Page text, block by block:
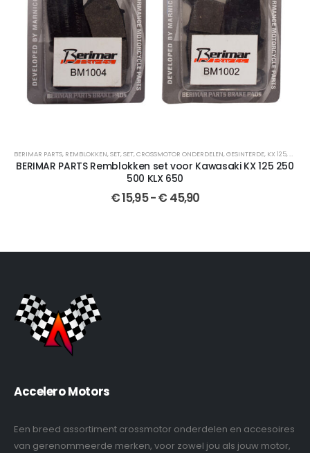
ONDERDELEN,MX 85,VOOR,VOOR,MX 125,EN 125,EN 144,MX 144,MX 250 ,MX 250 F
BERIMAR PARTS, REMBLOKKEN,SET,SET,CROSSMOTOR ONDERDELEN,GESINTERDE, KX 125,KX 250
BERIMAR PARTS Remblokken set voor Kawasaki KX 125 250
500 KLX 650
€15,95-€ 45,90
Accelero Motors
Een breed assortiment crossmotor onderdelen en accesoires
van gerenommeerde merken, voor zowel jou als jouw motor,